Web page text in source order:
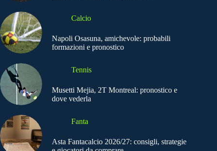
Calcio
Napoli Osasuna, amichevole: probabili
formazioni e pronostico
Tennis
Musetti Mejia, 2T Montreal: pronostico e
dove vederla
Fanta
Asta Fantacalcio 2026/27: consigli, strategie